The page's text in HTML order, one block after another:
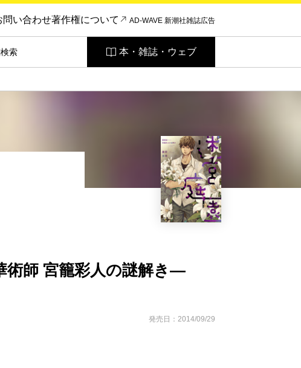
問い合わせ著作権について AD-WAVE 新潮社雑誌広告
索 本・雑誌・ウェブ
術師 宮籠彩人の謎解き―
発売日：2014/09/29